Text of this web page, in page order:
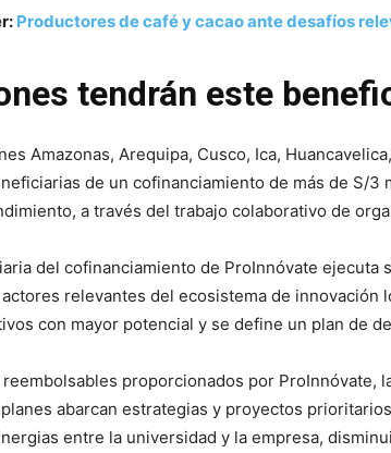
Productores de café y cacao ante desafíos
tendrán este
Amazonas, Arequipa, Cusco, Ica,
de un cofinanciamiento de más de S/
a través del trabajo colaborativo de
del cofinanciamiento de ProInnóvate
relevantes del ecosistema de innovación
con mayor potencial y se define un plan de
proporcionados por
abarcan estrategias y proyectos
entre la universidad y la empresa,